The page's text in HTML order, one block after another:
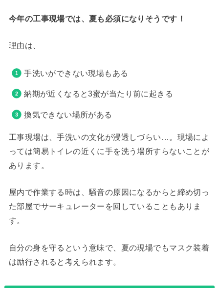
今年の工事現場では、夏も必須になりそうです！
理由は、
手洗いができない現場もある
納期が近くなると3蜜が当たり前に起きる
換気できない場所がある
工事現場は、手洗いの文化が浸透しづらい…。現場によ
っては簡易トイレの近くに手を洗う場所すらないことが
あります。
屋内で作業する時は、騒音の原因になるからと締め切っ
た部屋でサーキュレーターを回していることもありま
す。
自分の身を守るという意味で、夏の現場でもマスク装着
は励行されると考えられます。